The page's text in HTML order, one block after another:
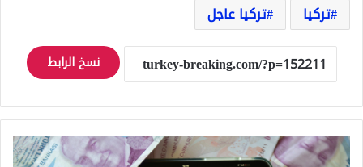
تركيا
تركيا عاجل
نسخ الرابط
عاجل
الليرة